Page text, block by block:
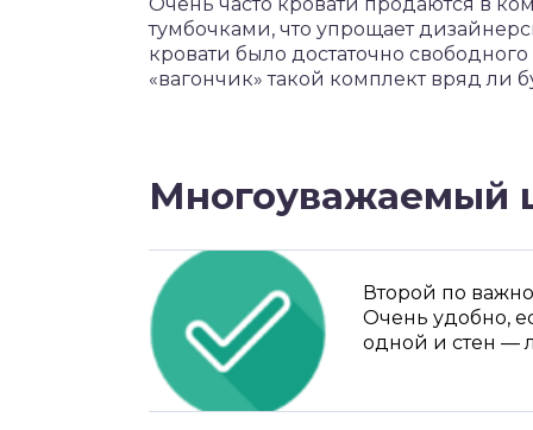
тумбочками, что упрощает
кровати было достаточно
«вагончик» такой комплект вряд ли
Многоуважаемый
Второй по
Очень удобно,
одной и стен —